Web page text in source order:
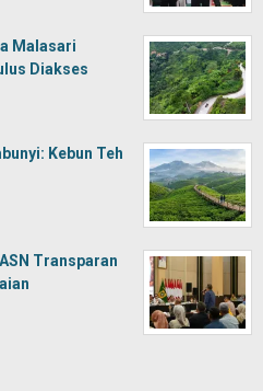
Malasari
Diakses
Kebun Teh
Transparan